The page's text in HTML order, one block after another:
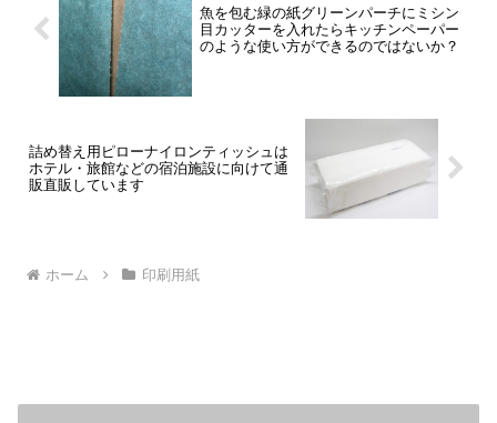
魚を包む緑の紙グリーンパーチにミシン
目カッターを入れたらキッチンペーパー
のような使い方ができるのではないか？
詰め替え用ピローナイロンティッシュは
ホテル・旅館などの宿泊施設に向けて通
販直販しています
ホーム 印刷用紙